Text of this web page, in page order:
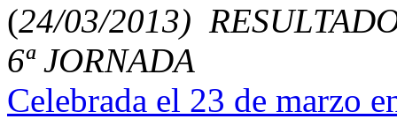
(24/03/2013)
6ª JORNADA
Celebrada el 23 de marzo